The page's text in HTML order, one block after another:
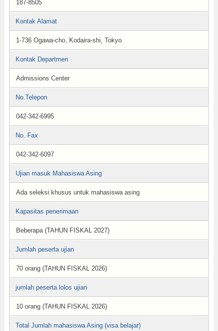
187-8505
Kontak Alamat
1-736 Ogawa-cho, Kodaira-shi, Tokyo
Kontak Departmen
Admissions Center
No.Telepon
042-342-6995
No. Fax
042-342-6097
Ujian masuk Mahasiswa Asing
Ada seleksi khusus untuk mahasiswa asing
Kapasitas penerimaan
Beberapa (TAHUN FISKAL 2027)
Jumlah peserta ujian
70 orang (TAHUN FISKAL 2026)
jumlah peserta lolos ujian
10 orang (TAHUN FISKAL 2026)
Total Jumlah mahasiswa Asing (visa belajar)